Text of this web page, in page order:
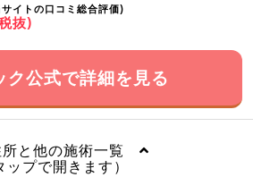
イトの口コミ総合評価)
抜)
ク公式で詳細を見る
と他の施術一覧
ップで開きます）